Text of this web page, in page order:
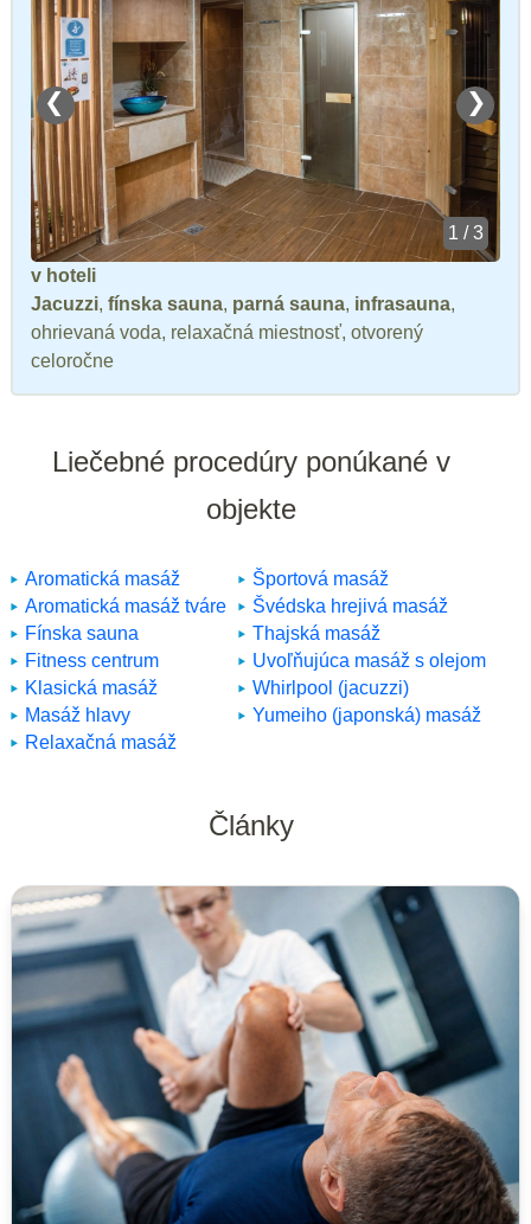
❮ ❯
1 / 3
v hoteli
Jacuzzi, fínska sauna, parná sauna, infrasauna,
ohrievaná voda, relaxačná miestnosť, otvorený
celoročne
Liečebné procedúry ponúkané v
objekte
Aromatická masáž
Aromatická masáž tváre
Fínska sauna
Fitness centrum
Klasická masáž
Masáž hlavy
Relaxačná masáž
Športová masáž
Švédska hrejivá masáž
Thajská masáž
Uvoľňujúca masáž s olejom
Whirlpool (jacuzzi)
Yumeiho (japonská) masáž
Články